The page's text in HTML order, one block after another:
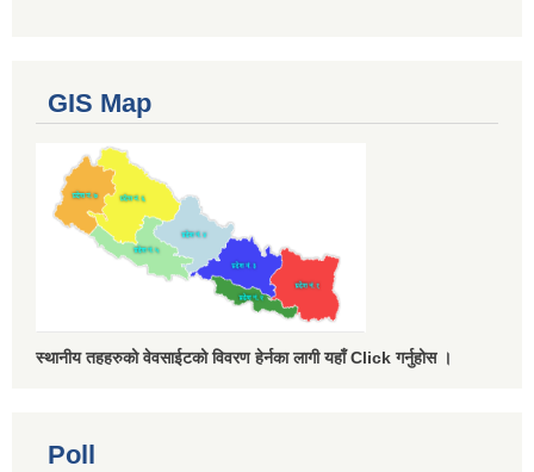
GIS Map
स्थानीय तहहरुको वेवसाईटको विवरण हेर्नका लागी यहाँ Click गर्नुहोस ।
Poll